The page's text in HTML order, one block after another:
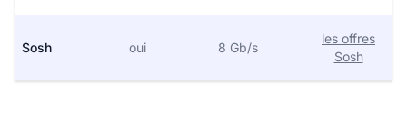
Sosh oui 8 Gb/s
les offres
Sosh